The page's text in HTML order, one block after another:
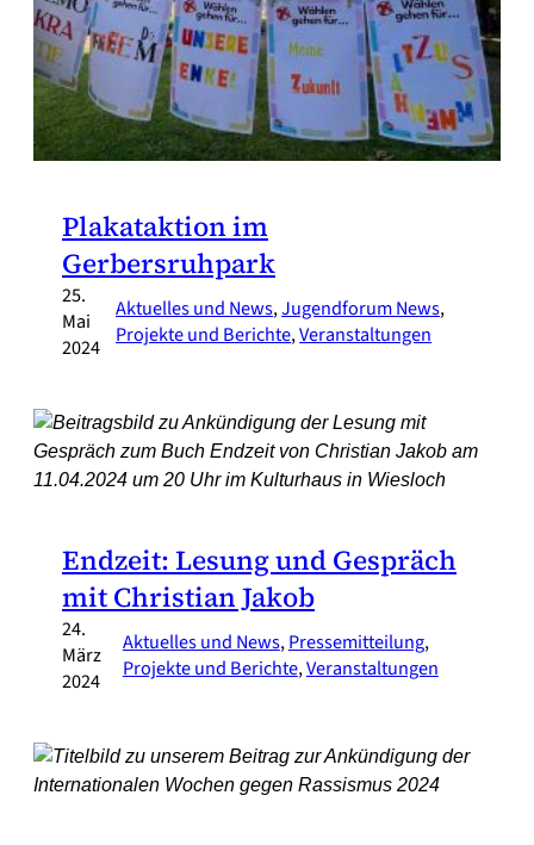
Plakataktion im
Gerbersruhpark
25.
Mai
2024
Aktuelles und News, Jugendforum News
Projekte und Berichte, Veranstaltungen
Endzeit: Lesung und Gespräch
mit Christian Jakob
24.
März
2024
Aktuelles und News, Pressemitteilung,
Projekte und Berichte, Veranstaltungen